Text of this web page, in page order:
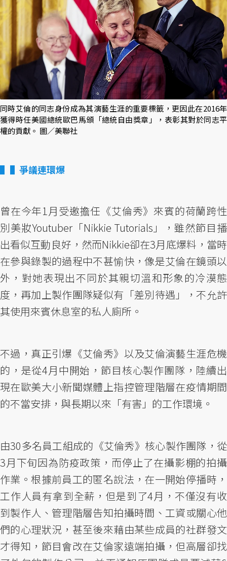
同時艾倫的同志身份成為其演藝生涯的重要標籤，更因此在2016年
獲得時任美國總統歐巴馬頒「總統自由獎章」，表彰其對於同志平
權的貢獻。 圖／美聯社
▌爭議連環爆
曾在今年1月受邀擔任《艾倫秀》來賓的荷蘭跨性
別美妝Youtuber「Nikkie Tutorials」，雖然節目播
出看似互動良好，然而Nikkie卻在3月底爆料，當時
在參與錄製的過程中不甚愉快，像是艾倫在鏡頭以
外，對她表現出不同於其親切溫和形象的冷漠態
度，再加上製作團隊疑似有「差別待遇」，不允許
其使用來賓休息室的私人廁所。
不過，真正引爆《艾倫秀》以及艾倫演藝生涯危機
的，是從4月中開始，節目核心製作團隊，陸續出
現在歐美大小新聞媒體上指控管理階層在疫情期間
的不當安排，與長期以來「有害」的工作環境。
由30多名員工組成的《艾倫秀》核心製作團隊，從
3月下旬因為防疫政策，而停止了在攝影棚的拍攝
作業。根據前員工的匿名說法，在一開始停播時，
工作人員有拿到全薪，但是到了4月，不僅沒有收
到製作人、管理階層告知拍攝時間、工資或關心他
們的心理狀況，甚至後來藉由某些成員的社群發文
才得知，節目會改在艾倫家遠端拍攝，但高層卻找